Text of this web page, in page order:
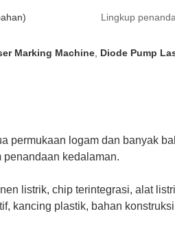
Lingkup
Marking Machine Diode Pump
permukaan logam dan banyak
kedalaman.
listrik, chip terintegrasi, alat
kancing plastik, bahan